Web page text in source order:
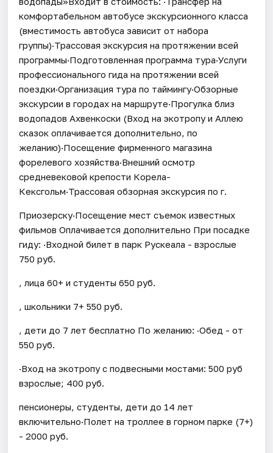
комфортабельном автобусе экскурсионного класса
(вместимость автобуса зависит от набора
группы)·Трассовая экскурсия на протяжении всей
программы·Подготовленная программа тура·Услуги
профессионального гида на протяжении всей
поездки·Организация тура по таймингу·Обзорные
экскурсии в городах на маршруте·Прогулка близ
водопадов Ахвенкоски (Вход на экотропу и Аллею
сказок оплачивается дополнительно, по
желанию)·Посещение фирменного магазина
форелевого хозяйства·Внешний осмотр
средневековой крепости Корела-
Кексгольм·Трассовая обзорная экскурсия по г.
Приозерску·Посещение мест съемок известных
фильмов Оплачивается дополнительно При посадке
гиду: ·Входной билет в парк Рускеала - взрослые
750 руб.
, лица 60+ и студенты 650 руб.
, школьники 7+ 550 руб.
, дети до 7 лет бесплатно По желанию: ·Обед - от
550 руб.
·Вход на экотропу с подвесными мостами: 500 руб
взрослые; 400 руб.
пенсионеры, студенты, дети до 14 лет
включительно·Полет на троллее в горном парке (7+)
- 2000 руб.